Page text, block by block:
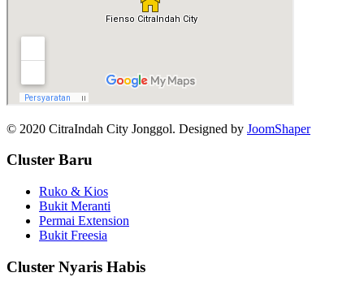
© 2020 CitraIndah City Jonggol. Designed by JoomShaper
Cluster Baru
Ruko & Kios
Bukit Meranti
Permai Extension
Bukit Freesia
Cluster Nyaris Habis